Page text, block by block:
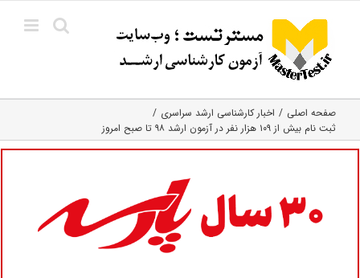
content
صفحه اصلی
اخبار کارشناسی ارشد سراسری
ثبت نام بیش از ۱۰۹ هزار نفر در آزمون ارشد ۹۸ تا صبح امروز